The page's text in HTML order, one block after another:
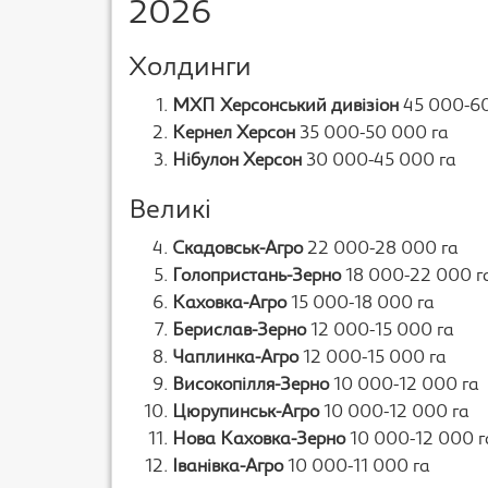
2026
Холдинги
МХП Херсонський дивізіон 45 000-
Кернел Херсон 35 000-50 000 га
Нібулон Херсон 30 000-45 000 га
Великі
Скадовськ-Агро22 000-28 000 га
Голопристань-Зерно18 000-22 000
Каховка-Агро15 000-18 000 га
Берислав-Зерно12 000-15 000 га
Чаплинка-Агро12 000-15 000 га
Високопілля-Зерно10 000-12 000 га
Цюрупинськ-Агро10 000-12 000 га
Нова Каховка-Зерно10 000-12 000
Іванівка-Агро10 000-11 000 га